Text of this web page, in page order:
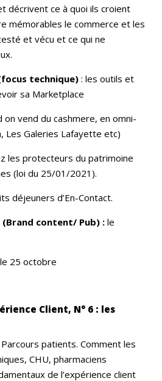
décrivent ce à quoi ils croient
mémorables le commerce et les
et vécu et ce qui ne
technique) : les outils et
sa Marketplace
on vend du cashmere, en omni-
Les Galeries Lafayette etc)
les protecteurs du patrimoine
(loi du 25/01/2021).
déjeuners d’En-Contact.
(Brand content/ Pub) :le
le 25 octobre
Client, N° 6 : les
patients. Comment les
CHU, pharmaciens
de l’expérience client